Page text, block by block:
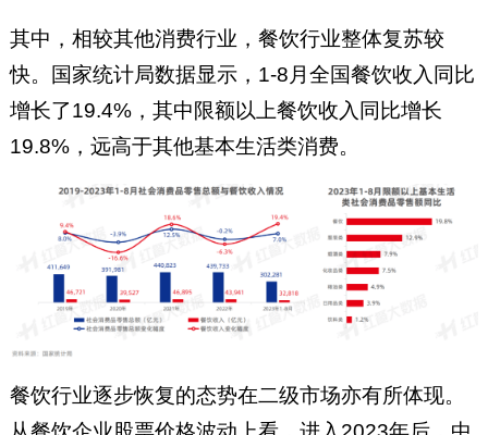
其中，相较其他消费行业，餐饮行业整体复苏较
快。国家统计局数据显示，1-8月全国餐饮收入同比
增长了19.4%，其中限额以上餐饮收入同比增长
19.8%，远高于其他基本生活类消费。
餐饮行业逐步恢复的态势在二级市场亦有所体现。